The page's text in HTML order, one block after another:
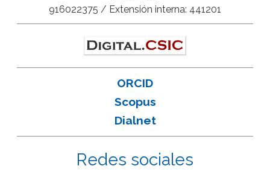
916022375 / Extensión interna: 441201
ORCID
Scopus
Dialnet
Redes sociales